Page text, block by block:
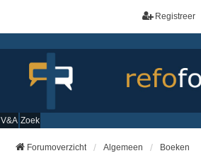
Registreer
V&A Zoek
Forumoverzicht Algemeen Boeken